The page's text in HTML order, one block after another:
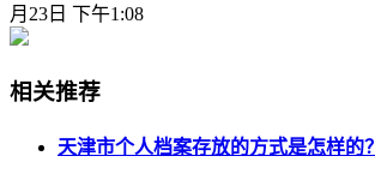
月23日 下午1:08
相关推荐
天津市个人档案存放的方式是怎样的？